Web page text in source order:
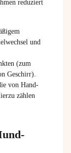
reduziert
und
(zum
Geschirr).
von Hand-
zählen